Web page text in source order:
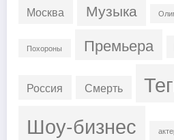
Москва Музыка
Похороны Премьера
Россия Смерть
Шоу-бизнес